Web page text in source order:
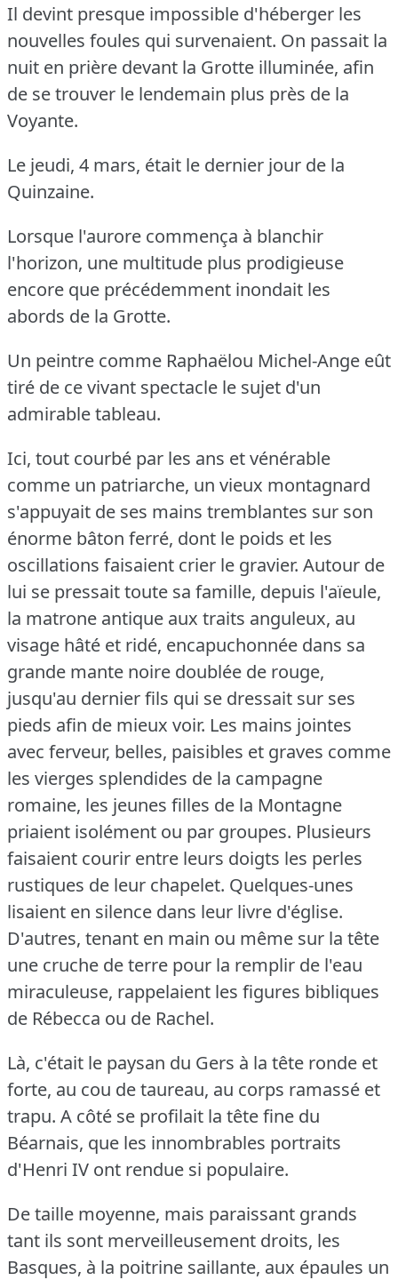
Il devint presque impossible d'héberger les
nouvelles foules qui survenaient. On passait la
nuit en prière devant la Grotte illuminée, afin
de se trouver le lendemain plus près de la
Voyante.
Le jeudi, 4 mars, était le dernier jour de la
Quinzaine.
Lorsque l'aurore commença à blanchir
l'horizon, une multitude plus prodigieuse
encore que précédemment inondait les
abords de la Grotte.
Un peintre comme Raphaëlou Michel-Ange eût
tiré de ce vivant spectacle le sujet d'un
admirable tableau.
Ici, tout courbé par les ans et vénérable
comme un patriarche, un vieux montagnard
s'appuyait de ses mains tremblantes sur son
énorme bâton ferré, dont le poids et les
oscillations faisaient crier le gravier. Autour de
lui se pressait toute sa famille, depuis l'aïeule,
la matrone antique aux traits anguleux, au
visage hâté et ridé, encapuchonnée dans sa
grande mante noire doublée de rouge,
jusqu'au dernier fils qui se dressait sur ses
pieds afin de mieux voir. Les mains jointes
avec ferveur, belles, paisibles et graves comme
les vierges splendides de la campagne
romaine, les jeunes filles de la Montagne
priaient isolément ou par groupes. Plusieurs
faisaient courir entre leurs doigts les perles
rustiques de leur chapelet. Quelques-unes
lisaient en silence dans leur livre d'église.
D'autres, tenant en main ou même sur la tête
une cruche de terre pour la remplir de l'eau
miraculeuse, rappelaient les figures bibliques
de Rébecca ou de Rachel.
Là, c'était le paysan du Gers à la tête ronde et
forte, au cou de taureau, au corps ramassé et
trapu. A côté se profilait la tête fine du
Béarnais, que les innombrables portraits
d'Henri IV ont rendue si populaire.
De taille moyenne, mais paraissant grands
tant ils sont merveilleusement droits, les
Basques, à la poitrine saillante, aux épaules un